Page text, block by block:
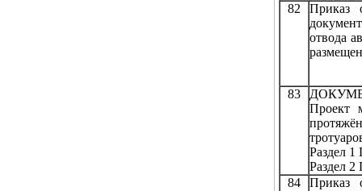
82
Приказ
отвода
83
Проект
Раздел 1
Раздел 2
84
Приказ